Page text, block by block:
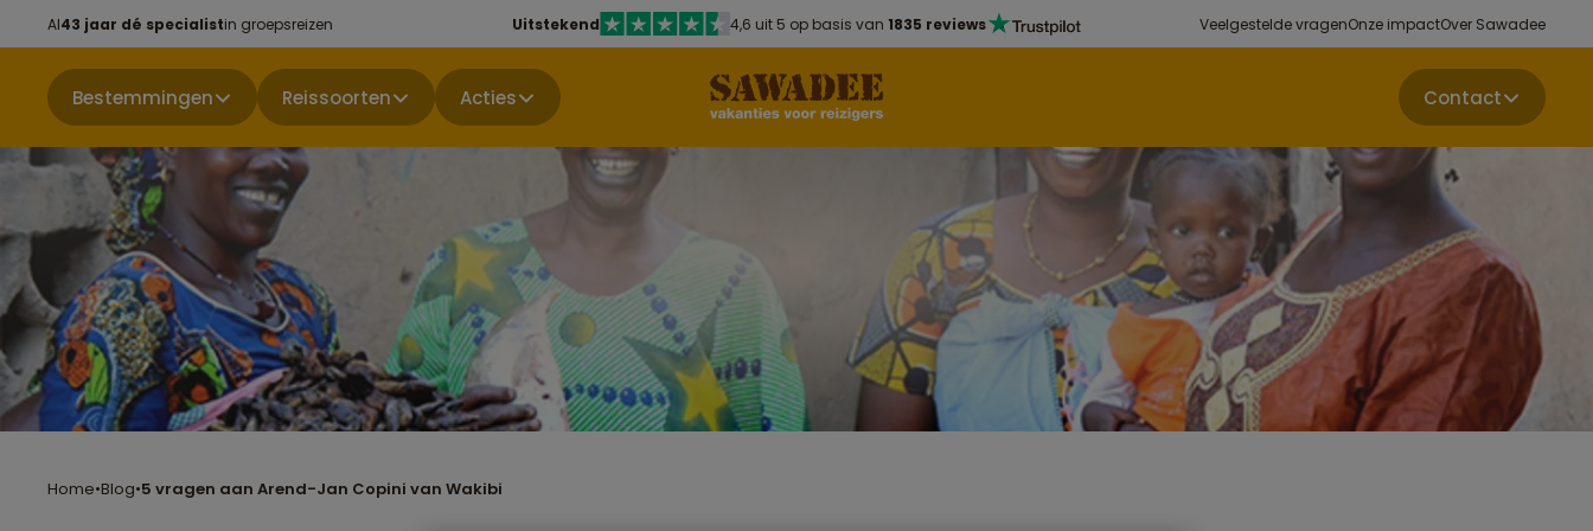
Al43 jaar dé specialistin groepsreizen Uitstekend 4,6 uit 5 op basis van 1835 reviews Veelgestelde vragenOnze impactOver Sawadee
Bestemmingen Reissoorten Acties Contact
Home•Blog•5 vragen aan Arend-Jan Copini van Wakibi